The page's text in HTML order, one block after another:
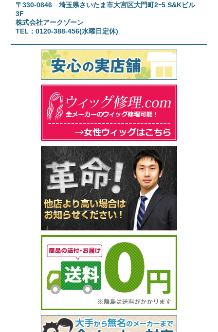
〒330-0846 埼玉県さいたま市大宮区大門町2ｰ5 S&Kビル
3F
株式会社アークゾーン
TEL：0120-388-456(水曜日定休)